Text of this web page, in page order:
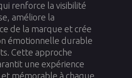
renforce la visibilité
améliore la
de la marque et crée
émotionnelle durable
Cette approche
une expérience
mémorable à chaque